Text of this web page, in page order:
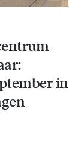
in